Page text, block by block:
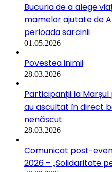
Bucuria de a alege
mamelor ajutate de
perioada sarcinii
01.05.2026
Povestea inimii
28.03.2026
Participanții la
au ascultat în direct
nenăscut
28.03.2026
Comunicat post-
2026 – „Solidaritate